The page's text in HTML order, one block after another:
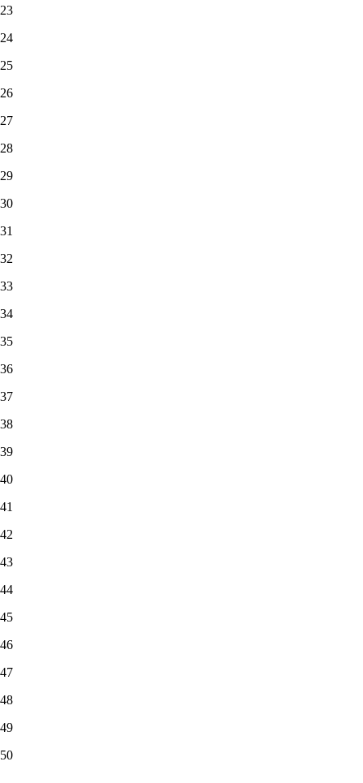
23
24
25
26
27
28
29
30
31
32
33
34
35
36
37
38
39
40
41
42
43
44
45
46
47
48
49
50